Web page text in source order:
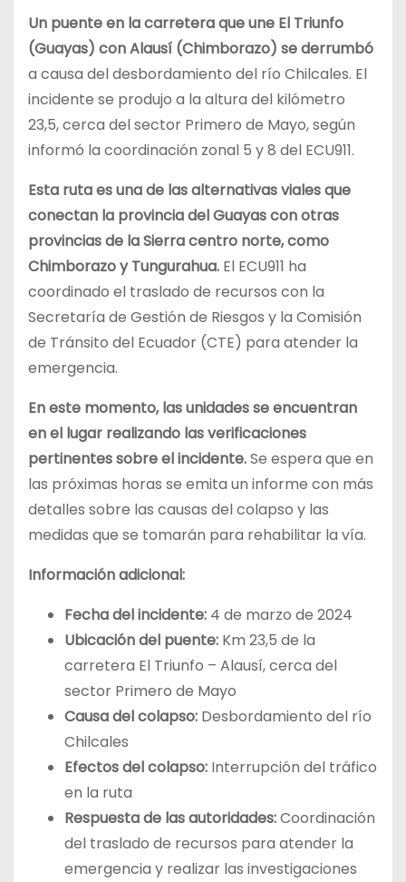
Un puente en la carretera que une El Triunfo
(Guayas) con Alausí (Chimborazo) se derrumbó
a causa del desbordamiento del río Chilcales. El
incidente se produjo a la altura del kilómetro
23,5, cerca del sector Primero de Mayo, según
informó la coordinación zonal 5 y 8 del ECU911.
Esta ruta es una de las alternativas viales que
conectan la provincia del Guayas con otras
provincias de la Sierra centro norte, como
Chimborazo y Tungurahua. El ECU911 ha
coordinado el traslado de recursos con la
Secretaría de Gestión de Riesgos y la Comisión
de Tránsito del Ecuador (CTE) para atender la
emergencia.
En este momento, las unidades se encuentran
en el lugar realizando las verificaciones
pertinentes sobre el incidente.Se espera que en
las próximas horas se emita un informe con más
detalles sobre las causas del colapso y las
medidas que se tomarán para rehabilitar la vía.
Información adicional:
Fecha del incidente: 4 de marzo de 2024
Ubicación del puente: Km 23,5 de la
carretera El Triunfo – Alausí, cerca del
sector Primero de Mayo
Causa del colapso: Desbordamiento del río
Chilcales
Efectos del colapso: Interrupción del tráfico
en la ruta
Respuesta de las autoridades:Coordinación
del traslado de recursos para atender la
emergencia y realizar las investigaciones